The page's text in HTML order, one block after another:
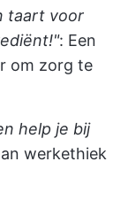
taart voor
: Een
om zorg te
help je bij
werkethiek